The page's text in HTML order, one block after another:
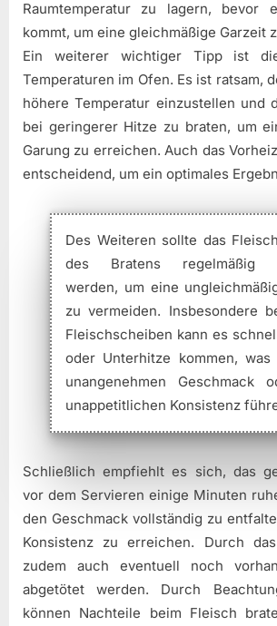
Raumtemperatur zu lagern, bevor
kommt, um eine gleichmäßige Garzeit
Ein weiterer wichtiger Tipp ist
Temperaturen im Ofen. Es ist ratsam,
höhere Temperatur einzustellen und
bei geringerer Hitze zu braten, um
Garung zu erreichen. Auch das
entscheidend, um ein optimales
Des Weiteren sollte das
des Bratens regelmäßig
werden, um eine
zu vermeiden. Insbesondere
Fleischscheiben kann es
oder Unterhitze kommen,
unangenehmen Geschmack
unappetitlichen Konsistenz
Schließlich empfiehlt es sich, das
vor dem Servieren einige Minuten
den Geschmack vollständig zu
Konsistenz zu erreichen. Durch
zudem auch eventuell noch
abgetötet werden. Durch
können Nachteile beim Fleisch